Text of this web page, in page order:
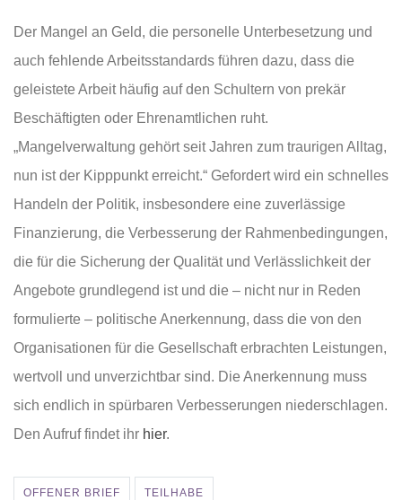
Der Mangel an Geld, die personelle Unterbesetzung und
auch fehlende Arbeitsstandards führen dazu, dass die
geleistete Arbeit häufig auf den Schultern von prekär
Beschäftigten oder Ehrenamtlichen ruht.
„Mangelverwaltung gehört seit Jahren zum traurigen Alltag,
nun ist der Kipppunkt erreicht.“ Gefordert wird ein schnelles
Handeln der Politik, insbesondere eine zuverlässige
Finanzierung, die Verbesserung der Rahmenbedingungen,
die für die Sicherung der Qualität und Verlässlichkeit der
Angebote grundlegend ist und die – nicht nur in Reden
formulierte – politische Anerkennung, dass die von den
Organisationen für die Gesellschaft erbrachten Leistungen,
wertvoll und unverzichtbar sind. Die Anerkennung muss
sich endlich in spürbaren Verbesserungen niederschlagen.
Den Aufruf findet ihr hier.
OFFENER BRIEF TEILHABE